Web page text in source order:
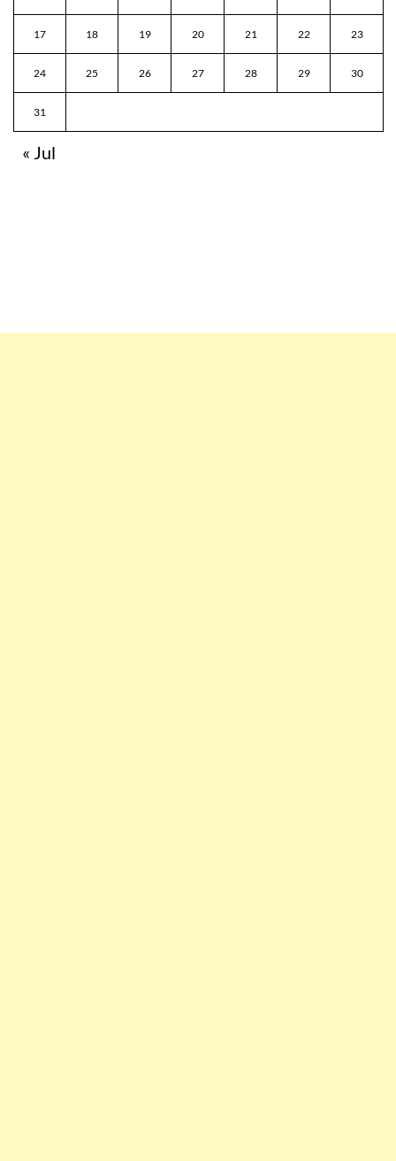
17 18 19 20 21 22 23
24 25 26 27 28 29 30
31
« Jul